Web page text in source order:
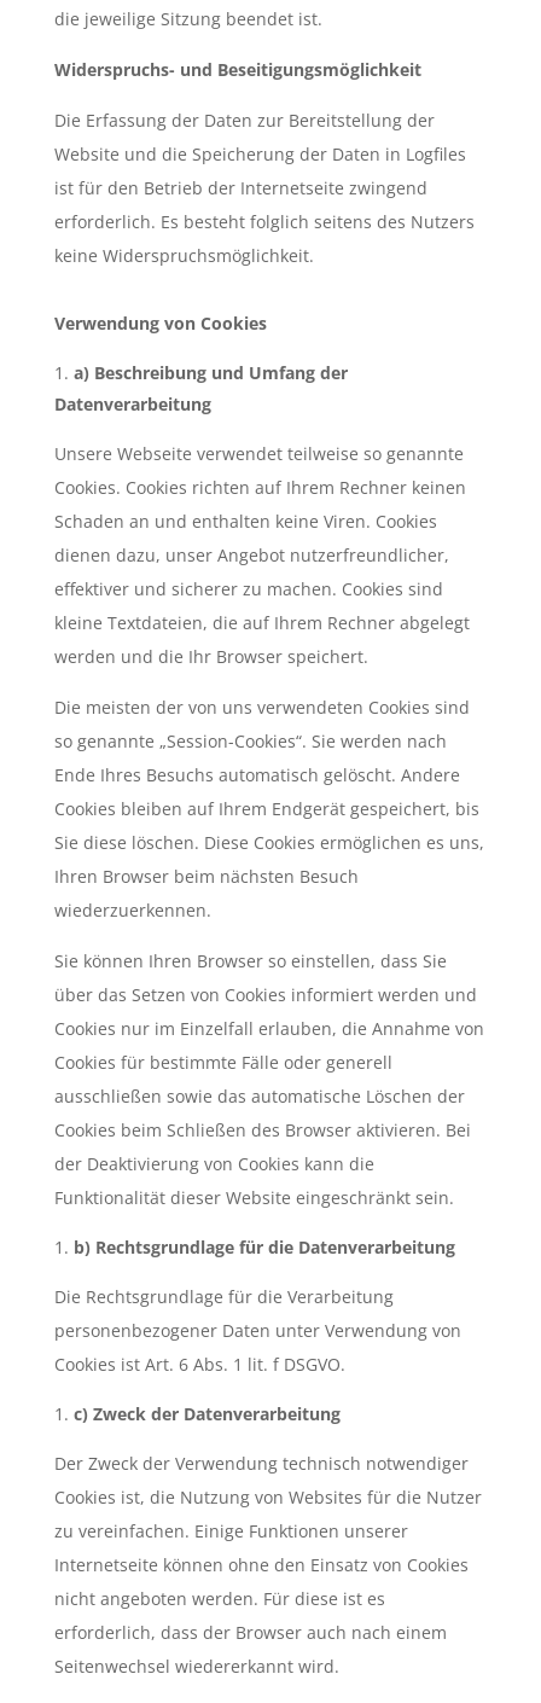
die jeweilige Sitzung beendet ist.
Widerspruchs- und Beseitigungsmöglichkeit
Die Erfassung der Daten zur Bereitstellung der
Website und die Speicherung der Daten in Logfiles
ist für den Betrieb der Internetseite zwingend
erforderlich. Es besteht folglich seitens des Nutzers
keine Widerspruchsmöglichkeit.
Verwendung von Cookies
a) Beschreibung und Umfang der
Datenverarbeitung
Unsere Webseite verwendet teilweise so genannte
Cookies. Cookies richten auf Ihrem Rechner keinen
Schaden an und enthalten keine Viren. Cookies
dienen dazu, unser Angebot nutzerfreundlicher,
effektiver und sicherer zu machen. Cookies sind
kleine Textdateien, die auf Ihrem Rechner abgelegt
werden und die Ihr Browser speichert.
Die meisten der von uns verwendeten Cookies sind
so genannte „Session-Cookies“. Sie werden nach
Ende Ihres Besuchs automatisch gelöscht. Andere
Cookies bleiben auf Ihrem Endgerät gespeichert, bis
Sie diese löschen. Diese Cookies ermöglichen es uns,
Ihren Browser beim nächsten Besuch
wiederzuerkennen.
Sie können Ihren Browser so einstellen, dass Sie
über das Setzen von Cookies informiert werden und
Cookies nur im Einzelfall erlauben, die Annahme von
Cookies für bestimmte Fälle oder generell
ausschließen sowie das automatische Löschen der
Cookies beim Schließen des Browser aktivieren. Bei
der Deaktivierung von Cookies kann die
Funktionalität dieser Website eingeschränkt sein.
b) Rechtsgrundlage für die Datenverarbeitung
Die Rechtsgrundlage für die Verarbeitung
personenbezogener Daten unter Verwendung von
Cookies ist Art. 6 Abs. 1 lit. f DSGVO.
c) Zweck der Datenverarbeitung
Der Zweck der Verwendung technisch notwendiger
Cookies ist, die Nutzung von Websites für die Nutzer
zu vereinfachen. Einige Funktionen unserer
Internetseite können ohne den Einsatz von Cookies
nicht angeboten werden. Für diese ist es
erforderlich, dass der Browser auch nach einem
Seitenwechsel wiedererkannt wird.